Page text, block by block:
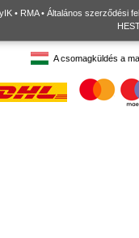
• RMA• Általános szerződési
A csomagküldés a